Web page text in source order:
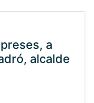
a
alcalde